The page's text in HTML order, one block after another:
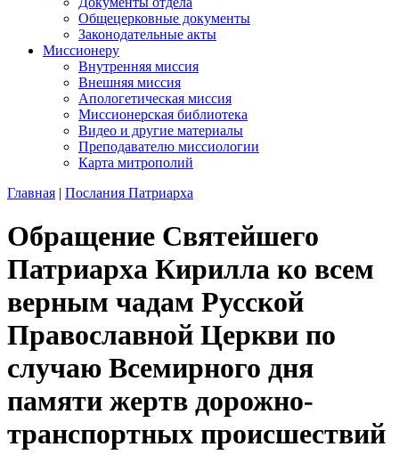
Общецерковные документы
Законодательные акты
Миссионеру
Внутренняя миссия
Внешняя миссия
Апологетическая миссия
Миссионерская библиотека
Видео и другие материалы
Преподавателю миссиологии
Карта митрополий
Главная | Послания Патриарха
Обращение Святейшего
Патриарха Кирилла ко всем
верным чадам Русской
Православной Церкви по
случаю Всемирного дня
памяти жертв дорожно-
транспортных происшествий